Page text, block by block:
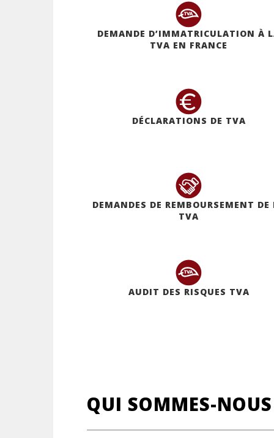
DEMANDE D’IMMATRICULATION À
TVA EN FRANCE
DÉCLARATIONS DE TVA
DEMANDES DE REMBOURSEMENT DE
TVA
AUDIT DES RISQUES TVA
QUI SOMMES-